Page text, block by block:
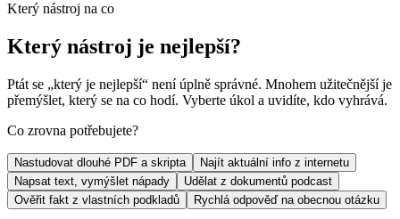
Který nástroj na co
Který nástroj je nejlepší?
Ptát se „který je nejlepší“ není úplně správné. Mnohem užitečnější je
přemýšlet, který se na co hodí. Vyberte úkol a uvidíte, kdo vyhrává.
Co zrovna potřebujete?
Nastudovat dlouhé PDF a skripta
Najít aktuální info z internetu
Napsat text, vymýšlet nápady
Udělat z dokumentů podcast
Ověřit fakt z vlastních podkladů
Rychlá odpověď na obecnou otázku